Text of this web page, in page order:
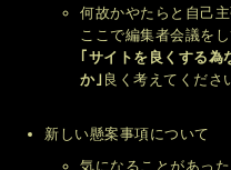
何故かやたらと自己
ここで編集者会議を
｢サイトを良くする為
か｣ 良く考えてくださ
新しい懸案事項について
気になることがあっ